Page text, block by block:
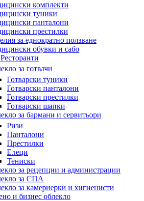
комплекти
туники
панталони
престилки
за еднократно ползване
обувки и сабо
за готвачи
Готварски туники
Готварски панталони
Готварски престилки
Готварски шапки
за бармани и сервитьори
Ризи
Панталони
Престилки
Елеци
Тениски
за рецепции и администрации
за СПА
за камериерки и хигиенисти
и бизнес облекло